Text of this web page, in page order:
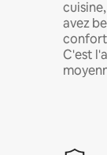
avez
C'est